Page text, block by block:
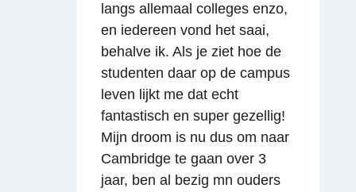
Reageren
langs allemaal colleges enzo,
en iedereen vond het saai,
behalve ik. Als je ziet hoe de
studenten daar op de campus
leven lijkt me dat echt
fantastisch en super gezellig!
Mijn droom is nu dus om naar
Cambridge te gaan over 3
jaar, ben al bezig mn ouders